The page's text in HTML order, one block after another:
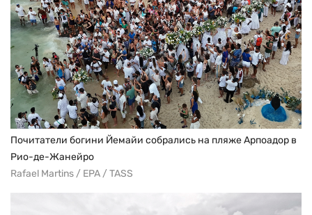
Почитатели богини Йемайи собрались на пляже Арпоадор в
Рио-де-Жанейро
Rafael Martins / EPA / TASS